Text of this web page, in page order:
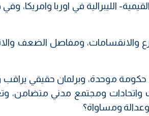
الليبرالية في اوربا
والانقسامات، ومفاصل الضعف
حكومة موحدة، وبرلمان حقيقي
واتحادات ومجتمع مدني متضامن،
ومساواة؟